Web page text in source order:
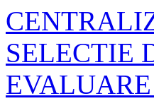
SELECTIE